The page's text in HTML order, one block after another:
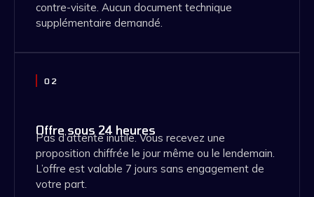
contre-visite. Aucun document technique
supplémentaire demandé.
02
Offre sous 24 heures
Pas d’attente inutile. Vous recevez une
proposition chiffrée le jour même ou le lendemain.
L’offre est valable 7 jours sans engagement de
votre part.